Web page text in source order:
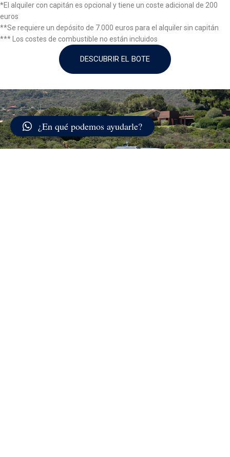
*El alquiler con capitán es opcional y tiene un coste adicional de 200
euros
**Se requiere un depósito de 7.000 euros para el alquiler sin capitán
*** Los costes de combustible no están incluidos
DESCUBRIR EL BOTE
¿En qué podemos ayudarle?